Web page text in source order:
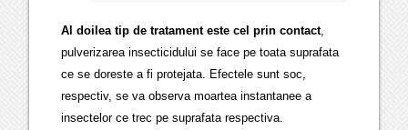
Al doilea tip de tratament este cel prin contact,
pulverizarea insecticidului se face pe toata suprafata
ce se doreste a fi protejata. Efectele sunt soc,
respectiv, se va observa moartea instantanee a
insectelor ce trec pe suprafata respectiva.